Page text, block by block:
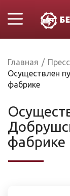
Главная /
Осуществлен
фабрике
фабрике